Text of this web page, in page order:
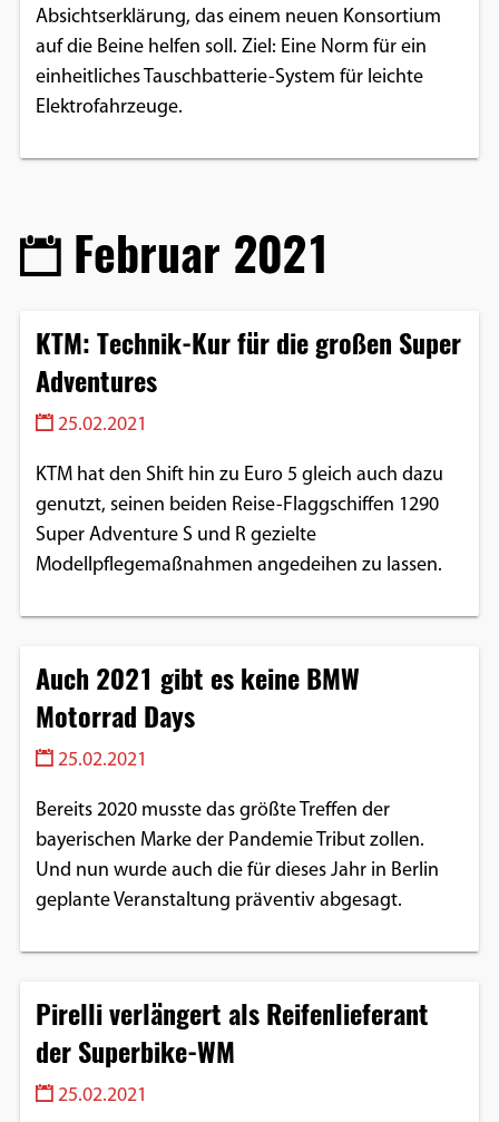
Absichtserklärung, das einem neuen Konsortium
auf die Beine helfen soll. Ziel: Eine Norm für ein
einheitliches Tauschbatterie-System für leichte
Elektrofahrzeuge.
Februar 2021
KTM: Technik-Kur für die großen Super
Adventures
25.02.2021
KTM hat den Shift hin zu Euro 5 gleich auch dazu
genutzt, seinen beiden Reise-Flaggschiffen 1290
Super Adventure S und R gezielte
Modellpflegemaßnahmen angedeihen zu lassen.
Auch 2021 gibt es keine BMW
Motorrad Days
25.02.2021
Bereits 2020 musste das größte Treffen der
bayerischen Marke der Pandemie Tribut zollen.
Und nun wurde auch die für dieses Jahr in Berlin
geplante Veranstaltung präventiv abgesagt.
Pirelli verlängert als Reifenlieferant
der Superbike-WM
25.02.2021